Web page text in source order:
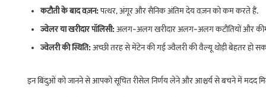
शादी और त्योहारों के दौरान मौसमी मांग, अधिक खरीदारी गतिविधि के कारण कई
भारत में सोने की कीमतोंमें व्यापक ट्रेंड डीलर की कीमत और शॉर्ट टर्म के उतार-चढ़ाव
चूंकि गोल्ड का वैश्विक स्तर पर ट्रेड किया जाता है, इसलिए घरेलू दरों में छोटे-छोटे बदलाव
कटौती के बाद वज़न:पत्थर, अंगूर और सैनिक अंतिम देय वज़न को कम करते हैं.
ज्वेलर या खरीदार पॉलिसी:अलग-अलग खरीदार अलग-अलग कटौतियों और
ज्वेलरी की स्थिति:अच्छी तरह से मेंटेन की गई ज्वैलरी की वैल्यू थोड़ी बेहतर हो
इन बिंदुओं को जानने से आपको सूचित रीसेल निर्णय लेने और आश्चर्य से बचने में मदद